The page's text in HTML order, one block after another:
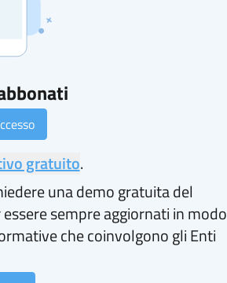
gratuito.
una demo gratuita del
sempre aggiornati in modo
che coinvolgono gli Enti